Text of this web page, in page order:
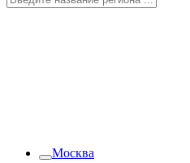
Москва